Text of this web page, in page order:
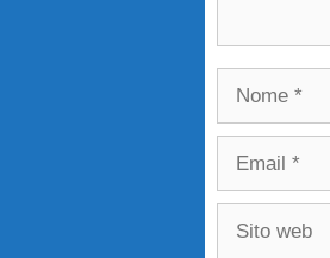
Nome
Email
Sito